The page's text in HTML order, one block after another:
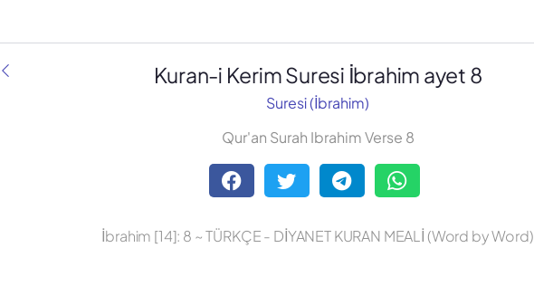
Kuran-i Kerim Suresi İbrahim ayet 8
Suresi (İbrahim)
Qur'an Surah Ibrahim Verse 8
İbrahim [14]: 8 ~ TÜRKÇE - DİYANET KURAN MEALİ (Word by Word)